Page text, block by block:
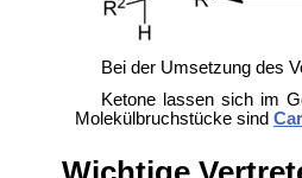
Bei der Umsetzung des
Ketone lassen sich im
Molekülbruchstücke sind